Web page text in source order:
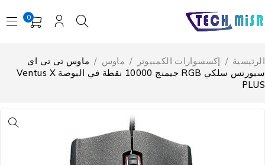
0
/ إكسسوارات الكمبيوتر ماوس
ماوس تى تى اى
سبورتس سلكي RGB جيمنج 10000 نقطة في البوصة Ventus X